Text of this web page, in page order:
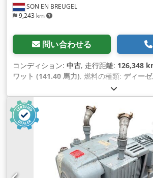
SON EN BREUGEL
9,243 km
問い合わせる
コンディション: 中古, 走行距離: 126,348
ワット (141.40 馬力), 燃料の種類: ディー
, ホイールベース:
08/2019, 燃料タンク容量:75 l, CO₂排出量:
ラス:ユーロ6 , 座席数: , これま
年:2019
ABS（アンチロック・ブレ
イモビライザーシステム, エアコン, エアバ
トロール, セントラルロック, トレーラー連
ョンシステム, パワーステアリング, パーキ
グランプ, 引き戸, 車載コンピュータ, 電子
(ESP)